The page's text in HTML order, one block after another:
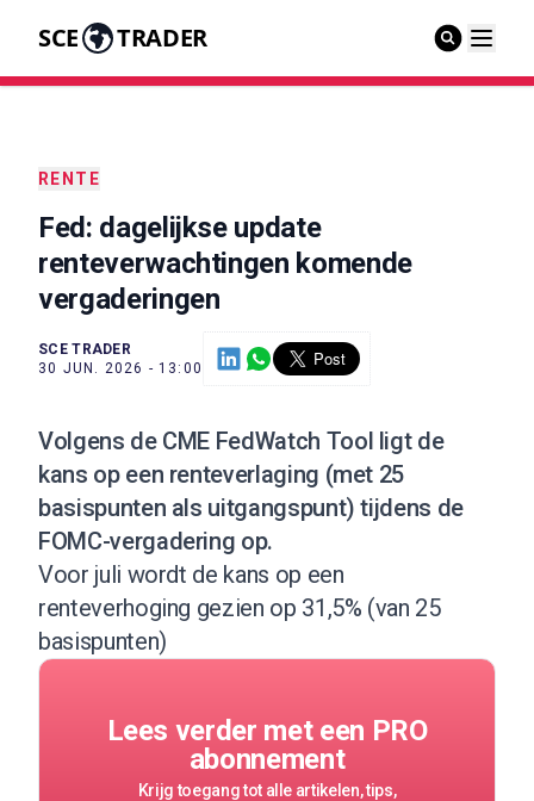
SCE TRADER
RENTE
Fed: dagelijkse update
renteverwachtingen komende
vergaderingen
SCE TRADER
30 JUN. 2026 - 13:00
Volgens de CME FedWatch Tool ligt de
kans op een renteverlaging (met 25
basispunten als uitgangspunt) tijdens de
FOMC-vergadering op.
Voor juli wordt de kans op een
renteverhoging gezien op 31,5% (van 25
basispunten)
Lees verder met een PRO
abonnement
Krijg toegang tot alle artikelen, tips,